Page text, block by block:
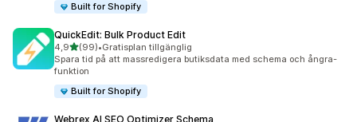
Built for Shopify
QuickEdit: Bulk Product Edit
4,9av 5 stjärnor
(99)
99 recensioner totalt
•Gratisplan tillgänglig
Spara tid på att massredigera butiksdata med schema och ångra-
funktion
Built for Shopify
Webrex AI SEO Optimizer Schema